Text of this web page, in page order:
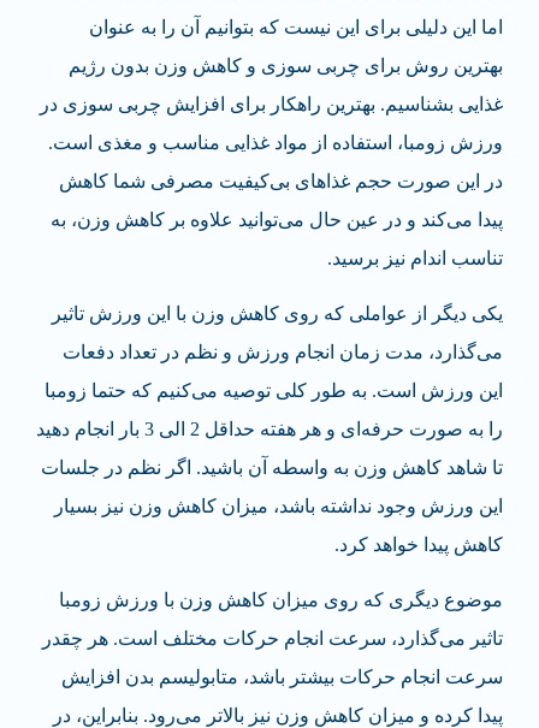
اما این دلیلی برای این نیست که بتوانیم آن را به عنوان
بهترین روش برای چربی سوزی و کاهش وزن بدون رژیم
غذایی بشناسیم. بهترین راهکار برای افزایش چربی سوزی در
ورزش زومبا، استفاده از مواد غذایی مناسب و مغذی است.
در این صورت حجم غذاهای بی‌کیفیت مصرفی شما کاهش
پیدا می‌کند و در عین حال می‌توانید علاوه بر کاهش وزن، به
تناسب اندام نیز برسید.
یکی دیگر از عواملی که روی کاهش وزن با این ورزش تاثیر
می‌گذارد، مدت زمان انجام ورزش و نظم در تعداد دفعات
این ورزش است. به طور کلی توصیه می‌کنیم که حتما زومبا
را به صورت حرفه‌ای و هر هفته حداقل 2 الی 3 بار انجام دهید
تا شاهد کاهش وزن به واسطه آن باشید. اگر نظم در جلسات
این ورزش وجود نداشته باشد، میزان کاهش وزن نیز بسیار
کاهش پیدا خواهد کرد.
موضوع دیگری که روی میزان کاهش وزن با ورزش زومبا
تاثیر می‌گذارد، سرعت انجام حرکات مختلف است. هر چقدر
سرعت انجام حرکات بیشتر باشد، متابولیسم بدن افزایش
پیدا کرده و میزان کاهش وزن نیز بالاتر می‌رود. بنابراین، در